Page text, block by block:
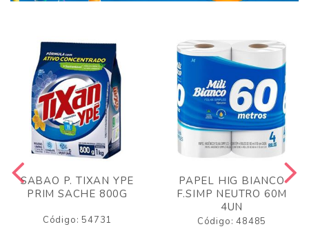
SABAO P. TIXAN YPE
PRIM SACHE 800G
Código: 54731
PAPEL HIG BIANCO
F.SIMP NEUTRO 60M
4UN
Código: 48485